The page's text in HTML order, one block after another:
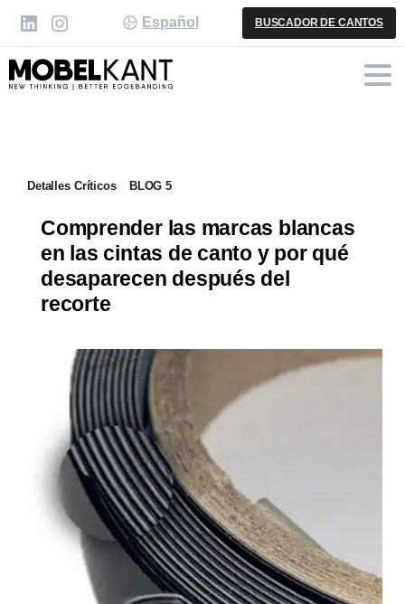
Español BUSCADOR DE CANTOS
Detalles Críticos BLOG 5
Comprender las marcas blancas
en las cintas de canto y por qué
desaparecen después del
recorte